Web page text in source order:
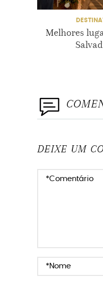
Melhores
DEIXE UM